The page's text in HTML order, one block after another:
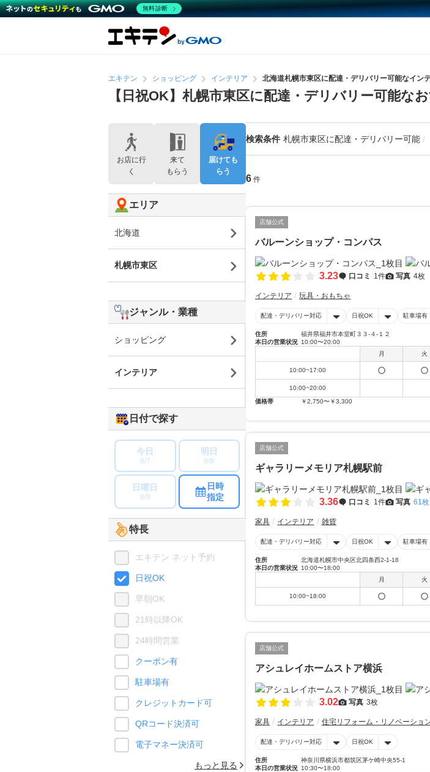
エキテン ショッピング インテリア 北海道札幌市東区に配達・デリバリー可能なイン
【日祝OK】札幌市東区に配達・デリバリー可能な
検索条件 札幌市東区に配達・デリバリー可能
6 件
店舗公式
バルーンショップ・コンパス
3.23 口コミ 1件 写真 4枚
インテリア 玩具・おもちゃ
配達・デリバリー対応 日祝OK 駐車場有
住所
福井県福井市本堂町３３-４-１２
本日の営業状況 10:00〜20:00
月
火
10:00~17:00
10:00~20:00
価格帯
￥2,750〜￥3,300
店舗公式
ギャラリーメモリア札幌駅前
3.36 口コミ 1件 写真 61枚
家具 インテリア 雑貨
配達・デリバリー対応 日祝OK 駐車場有
住所
北海道札幌市中央区北四条西2-1-18
本日の営業状況 10:00〜18:00
月
火
10:00~18:00
店舗公式
アシュレイホームストア横浜
3.02 写真 3枚
家具 インテリア 住宅リフォーム・リノベーショ
配達・デリバリー対応 日祝OK
住所
神奈川県横浜市都筑区茅ケ崎中央55-1
本日の営業状況 10:30〜18:00
お店に行
く
来て
もらう
届けても
らう
エリア
北海道
札幌市東区
ジャンル・業種
ショッピング
インテリア
日付で探す
今日
8/7
明日
8/8
日曜日
8/9
日時
指定
特長
エキテン ネット予約
日祝OK
早朝OK
21時以降OK
24時間営業
クーポン有
駐車場有
クレジットカード可
QRコード決済可
電子マネー決済可
もっと見る
無料診断